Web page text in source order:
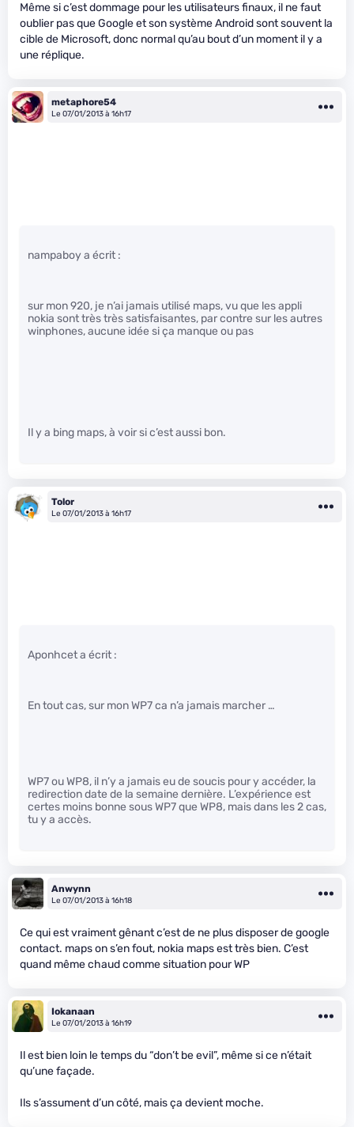
Même si c’est dommage pour les utilisateurs finaux, il ne faut
oublier pas que Google et son système Android sont souvent la
cible de Microsoft, donc normal qu’au bout d’un moment il y a
une réplique.
metaphore54
Le 07/01/2013 à 16h17
nampaboy a écrit :
sur mon 920, je n’ai jamais utilisé maps, vu que les appli
nokia sont très très satisfaisantes, par contre sur les autres
winphones, aucune idée si ça manque ou pas
Il y a bing maps, à voir si c’est aussi bon.
Tolor
Le 07/01/2013 à 16h17
Aponhcet a écrit :
En tout cas, sur mon WP7 ca n’a jamais marcher …
WP7 ou WP8, il n’y a jamais eu de soucis pour y accéder, la
redirection date de la semaine dernière. L’expérience est
certes moins bonne sous WP7 que WP8, mais dans les 2 cas,
tu y a accès.
Anwynn
Le 07/01/2013 à 16h18
Ce qui est vraiment gênant c’est de ne plus disposer de google
contact. maps on s’en fout, nokia maps est très bien. C’est
quand même chaud comme situation pour WP
Iokanaan
Le 07/01/2013 à 16h19
Il est bien loin le temps du “don’t be evil”, même si ce n’était
qu’une façade.
Ils s’assument d’un côté, mais ça devient moche.